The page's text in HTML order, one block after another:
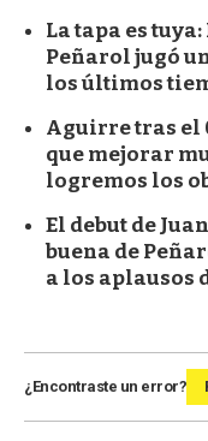
La tapa es
Peñarol jugó
los últimos
Aguirre tras el
que mejorar
logremos los
El debut de
buena de
a los aplausos
¿Encontraste un error?